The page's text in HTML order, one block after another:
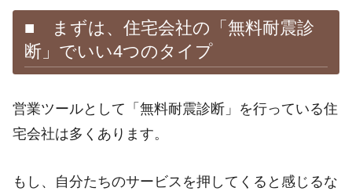
■ まずは、住宅会社の「無料耐震診
断」でいい4つのタイプ
営業ツールとして「無料耐震診断」を行っている住
宅会社は多くあります。
もし、自分たちのサービスを押してくると感じるな